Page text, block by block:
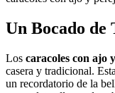
Un Bocado de
Los caracoles con ajo
casera y tradicional.
un recordatorio de la